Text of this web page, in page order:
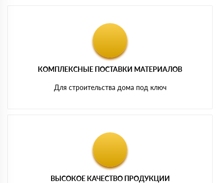
КОМПЛЕКСНЫЕ ПОСТАВКИ МАТЕРИАЛОВ
Для строительства дома под ключ
ВЫСОКОЕ КАЧЕСТВО ПРОДУКЦИИ